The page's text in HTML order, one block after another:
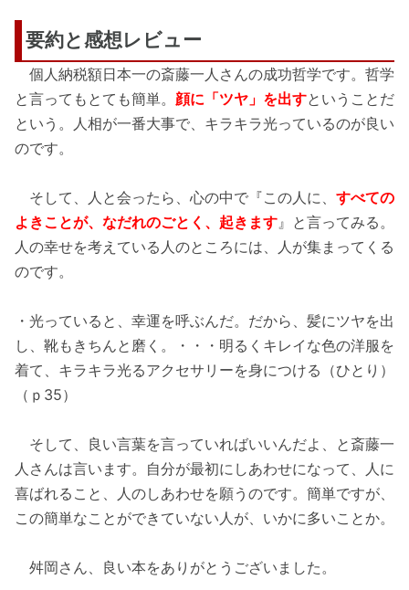
要約と感想レビュー
個人納税額日本一の斎藤一人さんの成功哲学です。哲学
と言ってもとても簡単。 顔に「ツヤ」を出すということだ
という。人相が一番大事で、キラキラ光っているのが良い
のです。
そして、人と会ったら、心の中で『この人に、 すべての
よきことが、なだれのごとく、起きます 』と言ってみる。
人の幸せを考えている人のところには、人が集まってくる
のです。
・光っていると、幸運を呼ぶんだ。だから、髪にツヤを出
し、靴もきちんと磨く。・・・明るくキレイな色の洋服を
着て、キラキラ光るアクセサリーを身につける（ひとり）
（ｐ35）
そして、良い言葉を言っていればいいんだよ、と斎藤一
人さんは言います。自分が最初にしあわせになって、人に
喜ばれること、人のしあわせを願うのです。簡単ですが、
この簡単なことができていない人が、いかに多いことか。
舛岡さん、良い本をありがとうございました。